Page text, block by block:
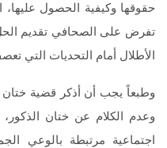
حقوقها وكيفية الحصول عليها،
تفرض على الصحافي تقديم
الأطلال أمام التحديات التي
وطبعاً يجب أن أذكر قضية ختان
وعدم الكلام عن ختان
اجتماعية مرتبطة بالوعي